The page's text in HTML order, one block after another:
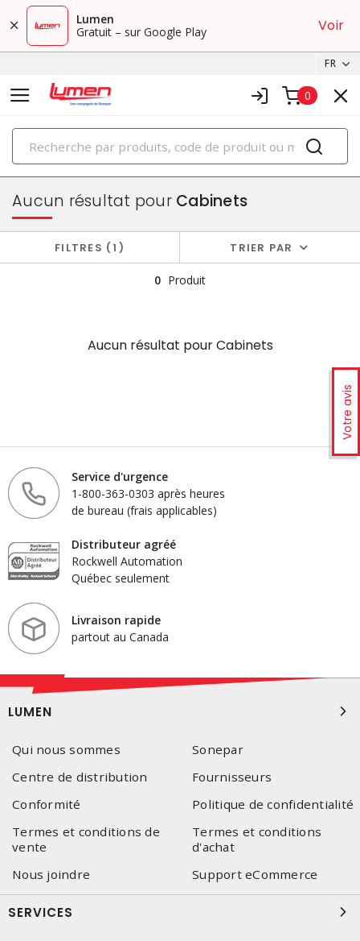
Lumen
Gratuit – sur Google Play
Voir
FR
0
PRODUITS
boîtiers et cabinets
Votre avis
Aucun résultat pourCabinets
FILTRES 1 TRIER PAR
0 Produit
Aucun résultat pourCabinets
Service d'urgence
1-800-363-0303 après heures
de bureau (frais applicables)
Distributeur agréé
Rockwell Automation
Québec seulement
Livraison rapide
partout au Canada
LUMEN
Qui nous sommes
Sonepar
Centre de distribution
Fournisseurs
Conformité
Politique de confidentialité
Termes et conditions de
vente
Termes et conditions
d'achat
Nous joindre
Support eCommerce
SERVICES